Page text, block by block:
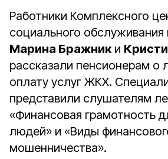
Работники Комплексного
социального обслуживания
Марина Бражники
рассказали пенсионерам о
оплату услуг ЖКХ.
представили слушателям
«Финансовая грамотность
людей» и «Виды
мошенничества».